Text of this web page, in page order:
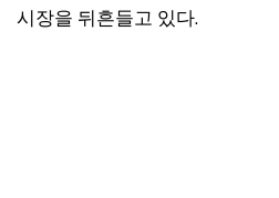
시장을 뒤흔들고 있다.